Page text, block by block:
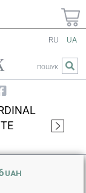
RU UA
ПОШУК
UAH